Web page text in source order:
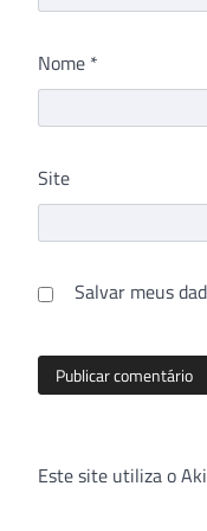
Nome *
Site
Salvar meus
Este site utiliza o